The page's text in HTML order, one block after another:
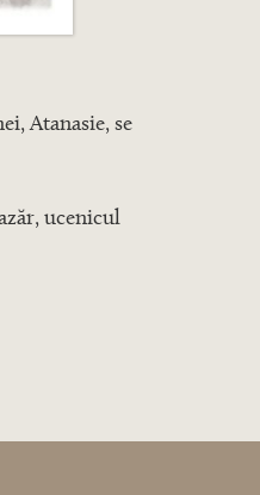
Atanasie, se
ucenicul